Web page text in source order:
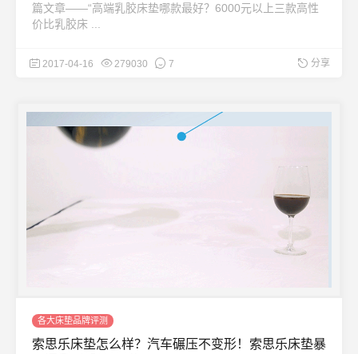
篇文章——“高端乳胶床垫哪款最好？6000元以上三款高性
价比乳胶床 ...
2017-04-16 279030 7 分享
各大床垫品牌评测
索思乐床垫怎么样？汽车碾压不变形！索思乐床垫暴